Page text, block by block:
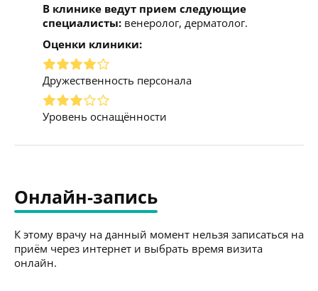
В клинике ведут прием следующие
специалисты: венеролог, дерматолог.
Оценки клиники:
Дружественность персонала
Уровень оснащённости
Онлайн-запись
К этому врачу на данный момент нельзя записаться на
приём через интернет и выбрать время визита
онлайн.